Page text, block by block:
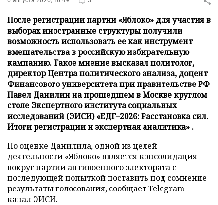
После регистрации партии «Яблоко» для участия в
выборах иностранные структуры получили
возможность использовать ее как инструмент
вмешательства в российскую избирательную
кампанию. Такое мнение высказал политолог,
директор Центра политического анализа, доцент
Финансового университета при правительстве РФ
Павел Данилин на прошедшем в Москве круглом
столе Экспертного института социальных
исследований (ЭИСИ) «ЕДГ–2026: Расстановка сил.
Итоги регистрации и экспертная аналитика» .
По оценке Данилила, одной из целей
деятельности «Яблоко» является консолидация
вокруг партии антивоенного электората с
последующей попыткой поставить под сомнение
результаты голосования, сообщаетTelegram-
канал ЭИСИ.